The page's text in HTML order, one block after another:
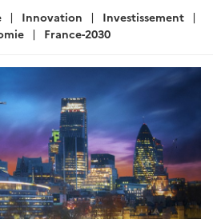
Innovation
Investissement
France-2030